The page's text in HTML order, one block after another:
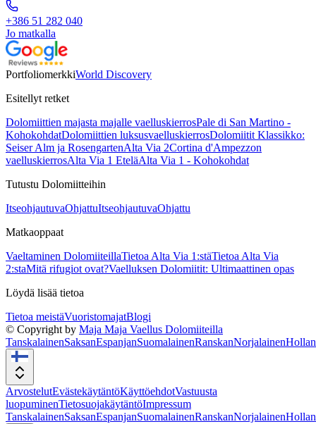
+386 51 282 040
Jo matkalla
PortfoliomerkkiWorld Discovery
Esitellyt retket
Dolomiittien majasta majalle vaelluskierrosPale di San Martino -
KohokohdatDolomiittien luksusvaelluskierrosDolomiitit Klassikko:
Seiser Alm ja RosengartenAlta Via 2Cortina d'Ampezzon
vaelluskierrosAlta Via 1 EteläAlta Via 1 - Kohokohdat
Tutustu Dolomiitteihin
ItseohjautuvaOhjattuItseohjautuvaOhjattu
Matkaoppaat
Vaeltaminen DolomiiteillaTietoa Alta Via 1:stäTietoa Alta Via
2:staMitä rifugiot ovat?Vaelluksen Dolomiitit: Ultimaattinen opas
Löydä lisää tietoa
Tietoa meistäVuoristomajatBlogi
© Copyright by Maja Maja Vaellus Dolomiiteilla
TanskalainenSaksanEspanjanSuomalainenRanskanNorjalainen
ArvostelutEvästekäytäntöKäyttöehdotVastuusta
luopuminenTietosuojakäytäntöImpressum
TanskalainenSaksanEspanjanSuomalainenRanskanNorjalainen